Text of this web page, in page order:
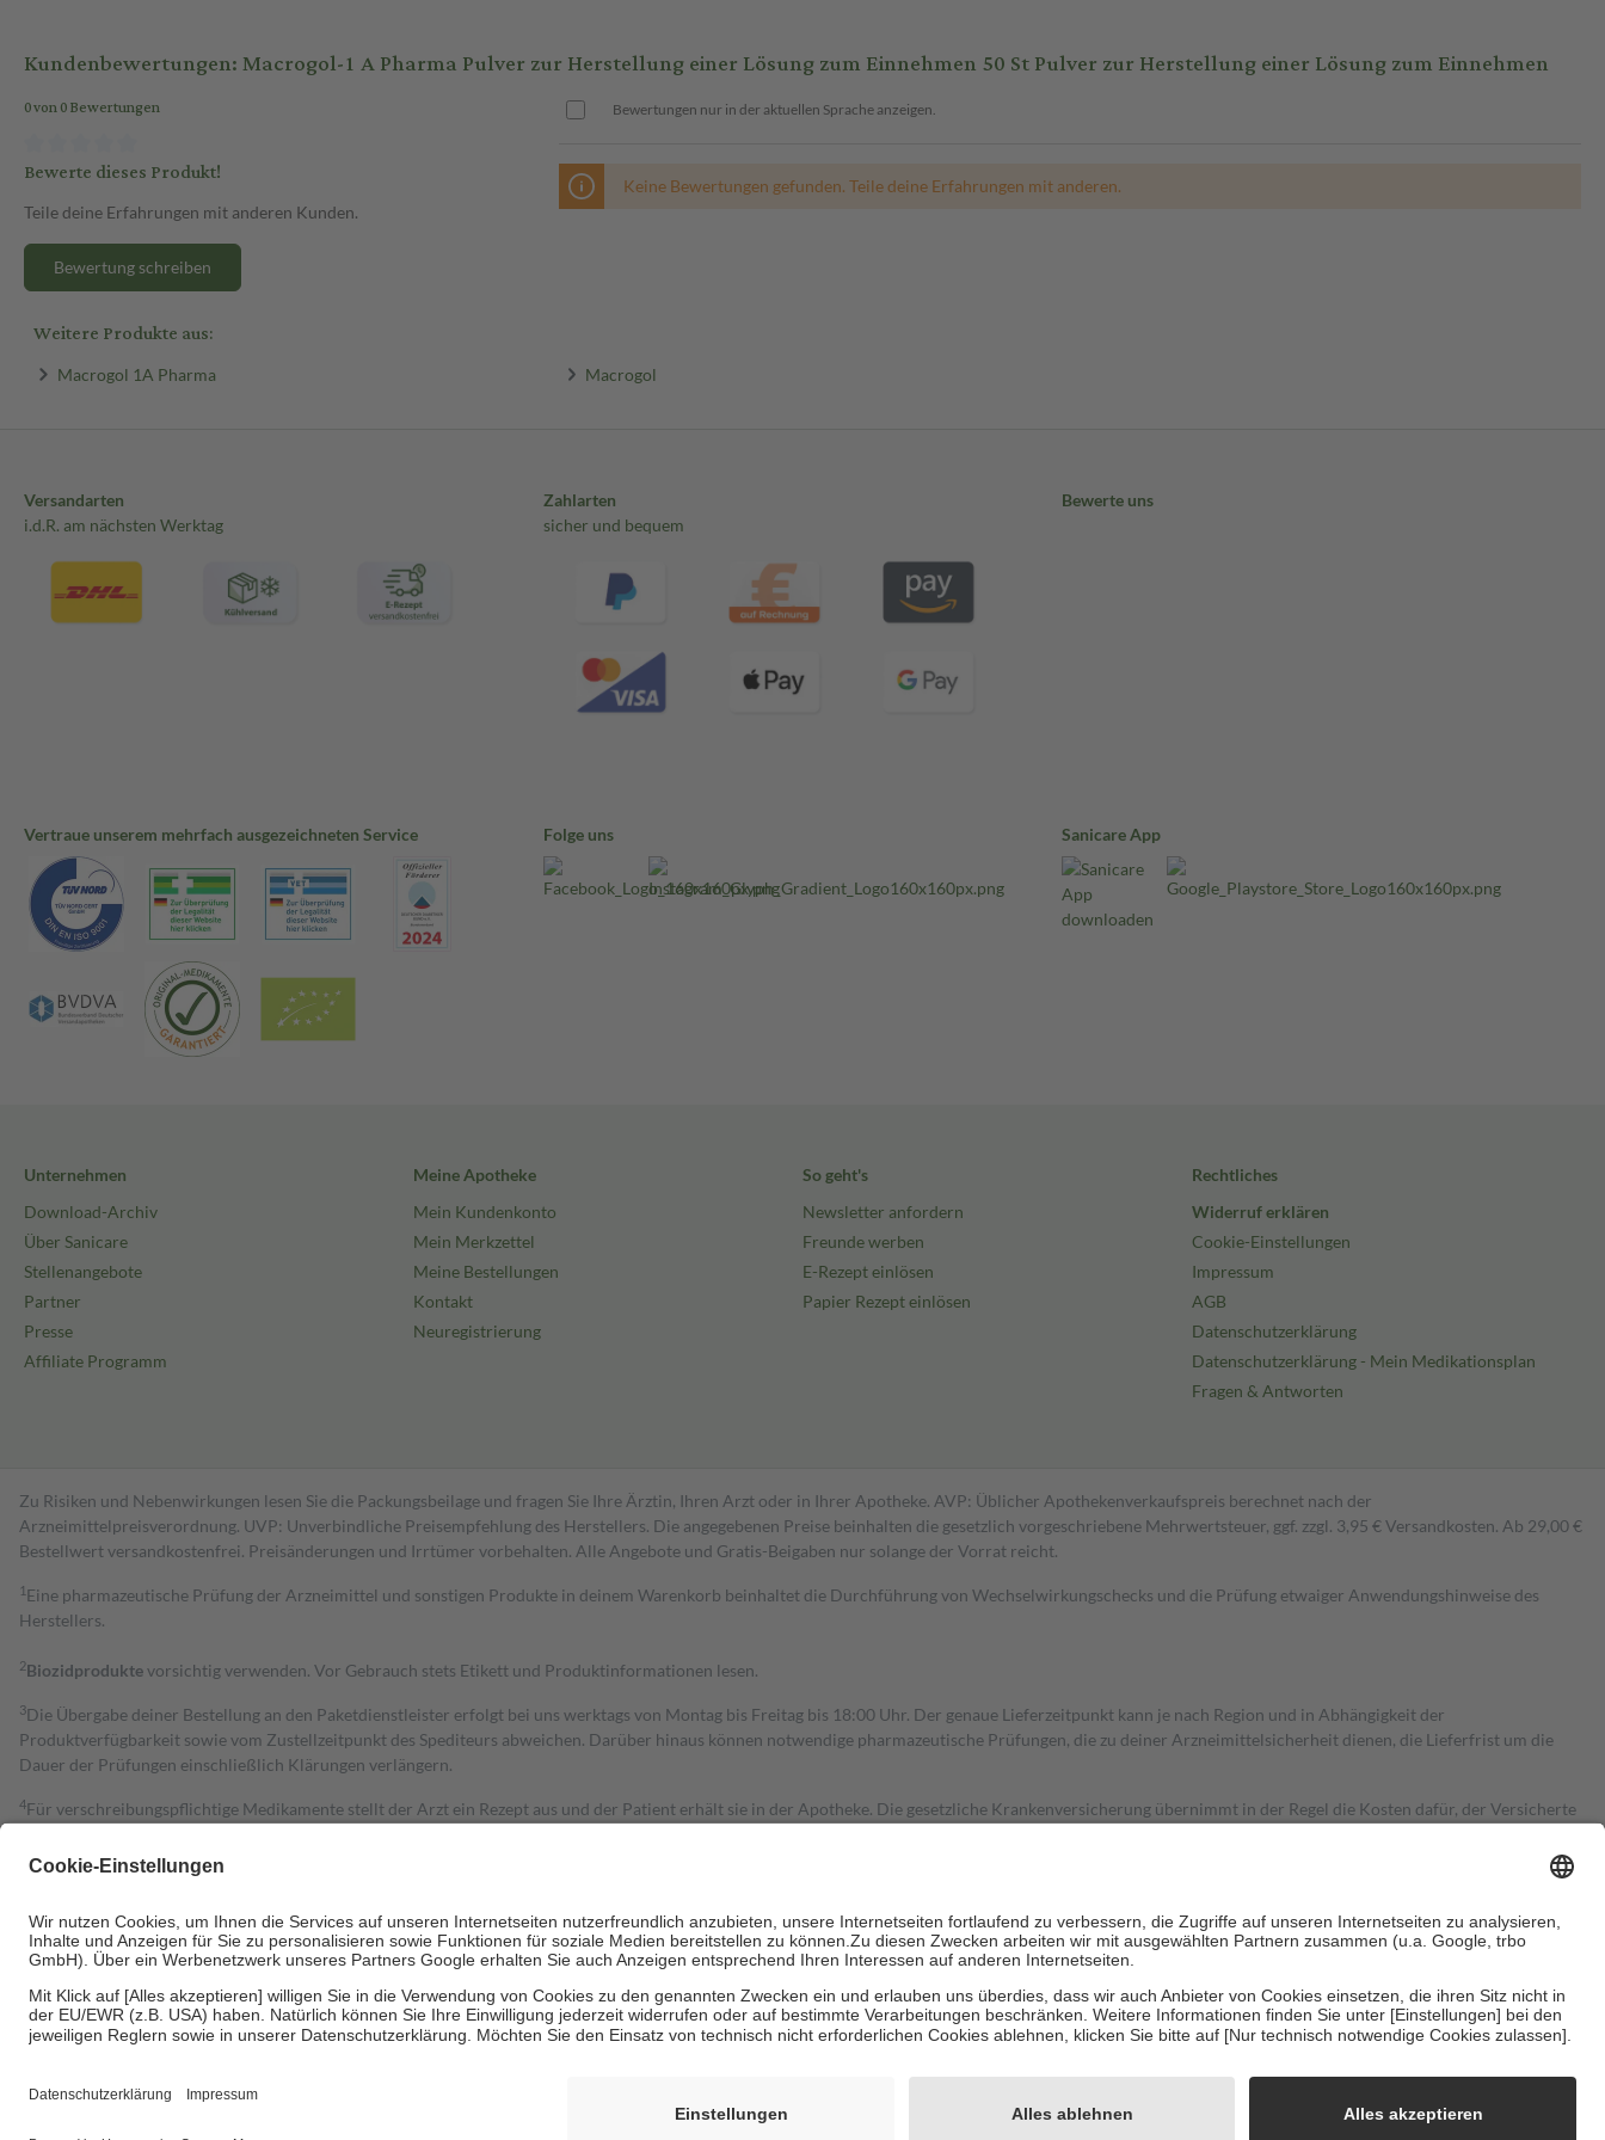
Wie wird Macrogol 1A Pharma eingenommen?
Löse den Inhalt eines Beutels in 125 ml Wasser auf und trinke die Lösung. Die übliche Dosierung für
Erwachsene und Jugendliche ab 12 Jahren beträgt 1-3 Beutel pro Tag, je nach Schwere der
Kundenbewertungen: Macrogol-1 A Pharma Pulver zur Herstellung einer Lösung zum Einnehmen 50 St Pulver zur Herstellung einer Lösung zum Einnehmen
0 von 0 Bewertungen
Bewerte dieses Produkt!
Teile deine Erfahrungen mit anderen Kunden.
Bewertung schreiben
Bewertungen nur in der aktuellen Sprache anzeigen.
Keine Bewertungen gefunden. Teile deine Erfahrungen mit anderen.
Weitere Produkte aus:
Macrogol 1A Pharma Macrogol
Versandarten
i.d.R. am nächsten Werktag
Zahlarten
sicher und bequem
Bewerte uns
Vertraue unserem mehrfach ausgezeichneten Service Folge uns Sanicare App
Unternehmen
Download-Archiv
Über Sanicare
Stellenangebote
Partner
Presse
Affiliate Programm
Meine Apotheke
Mein Kundenkonto
Mein Merkzettel
Meine Bestellungen
Kontakt
Neuregistrierung
So geht's
Newsletter anfordern
Freunde werben
E-Rezept einlösen
Papier Rezept einlösen
Rechtliches
Widerruf erklären
Cookie-Einstellungen
Impressum
AGB
Datenschutzerklärung
Datenschutzerklärung - Mein Medikationsplan
Fragen & Antworten
Zu Risiken und Nebenwirkungen lesen Sie die Packungsbeilage und fragen Sie Ihre Ärztin, Ihren Arzt oder in Ihrer Apotheke. AVP: Üblicher Apothekenverkaufspreis berechnet nach der
Arzneimittelpreisverordnung. UVP: Unverbindliche Preisempfehlung des Herstellers. Die angegebenen Preise beinhalten die gesetzlich vorgeschriebene Mehrwertsteuer, ggf. zzgl. 3,95 € Versandkosten. Ab 29,00 €
Bestell­wert versand­kosten­frei. Preisänderungen und Irrtümer vorbehalten. Alle Angebote und Gratis-Beigaben nur solange der Vorrat reicht.
1 Eine pharmazeutische Prüfung der Arzneimittel und sonstigen Produkte in deinem Warenkorb beinhaltet die Durchführung von Wechselwirkungschecks und die Prüfung etwaiger Anwendungshinweise des
Herstellers.
2Biozidproduktevorsichtig verwenden. Vor Gebrauch stets Etikett und Produktinformationen lesen.
3Die Übergabe deiner Bestellung an den Paketdienstleister erfolgt bei uns werktags von Montag bis Freitag bis 18:00 Uhr. Der genaue Lieferzeitpunkt kann je nach Region und in Abhängigkeit der
Produktverfügbarkeit sowie vom Zustellzeitpunkt des Spediteurs abweichen. Darüber hinaus können notwendige pharmazeutische Prüfungen, die zu deiner Arzneimittelsicherheit dienen, die Lieferfrist um die
Dauer der Prüfungen einschließlich Klärungen verlängern.
4Für verschreibungspflichtige Medikamente stellt der Arzt ein Rezept aus und der Patient erhält sie in der Apotheke. Die gesetzliche Krankenversicherung übernimmt in der Regel die Kosten dafür, der Versicherte
Grundsätzlich leisten Mitglieder Zuzahlungen in Höhe von zehn Prozent des Abgabepreises,
Es sind jedoch nie mehr als die tatsächlichen Kosten der Leistung
Bei Heilmitteln und häuslicher Krankenpflege beträgt die Zuzahlung zehn Prozent der Kosten sowie zehn Euro je Verordnung.
Um das Engagement der Versicherten für ihre eigene Gesundheit zu stärken und die besondere Stellung der Familie zu unterstützen, fallenkeine Zuzahlungen
• Untersuchungen zur Vorsorge und Früherkennung, die von der GKV getragen werden
• empfohlenen Schutzimpfungen
Wir nutzen Trusted Shops als unabhängigen Dienstleister für die Einholung von Bewertungen. Trusted Shops hat Maßnahmen getroffen, um sicherzustellen, dass es sich um echte Bewertungen handelt. Mehr